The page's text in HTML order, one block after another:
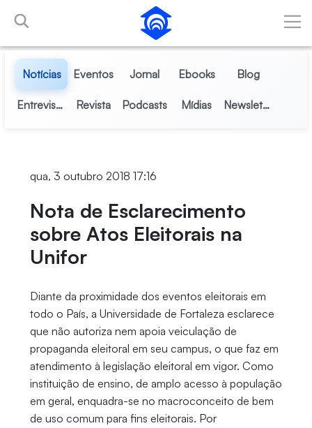
Pular para o Conteúdo principal
Notícias Eventos Jornal Ebooks Blog
Entrevistas Revista Podcasts Mídias Newsletter
qua, 3 outubro 2018 17:16
Nota de Esclarecimento
sobre Atos Eleitorais na
Unifor
Diante da proximidade dos eventos eleitorais em
todo o País, a Universidade de Fortaleza esclarece
que não autoriza nem apoia veiculação de
propaganda eleitoral em seu campus, o que faz em
atendimento à legislação eleitoral em vigor. Como
instituição de ensino, de amplo acesso à população
em geral, enquadra-se no macroconceito de bem
de uso comum para fins eleitorais. Por